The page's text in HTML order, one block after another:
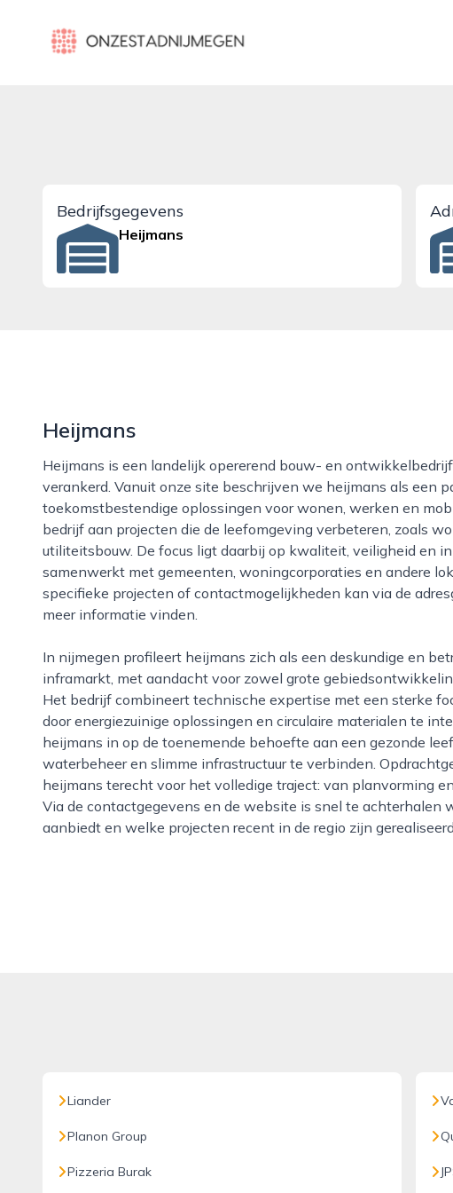
onzestadnijmegen.nl
Bedrijfsgegevens
Heijmans
Heijmans
Heijmans is een landelijk opererend bouw- en ontwikkelbedrijf dat ook in nijmegen stevig is
verankerd. Vanuit onze site beschrijven we heijmans als een
toekomstbestendige oplossingen voor wonen, werken en
bedrijf aan projecten die de leefomgeving verbeteren, zoals
utiliteitsbouw. De focus ligt daarbij op kwaliteit, veiligheid en
samenwerkt met gemeenten, woningcorporaties en andere
specifieke projecten of contactmogelijkheden kan via de
meer informatie vinden.
In nijmegen profileert heijmans zich als een deskundige en betrouwbare speler in de bouw- en
inframarkt, met aandacht voor zowel grote
Het bedrijf combineert technische expertise met een sterke
door energiezuinige oplossingen en circulaire materialen te
heijmans in op de toenemende behoefte aan een gezonde
waterbeheer en slimme infrastructuur te verbinden.
heijmans terecht voor het volledige traject: van planvorming
Via de contactgegevens en de website is snel te achterhalen
aanbiedt en welke projecten recent in de regio zijn
Liander
Planon Group
Pizzeria Burak